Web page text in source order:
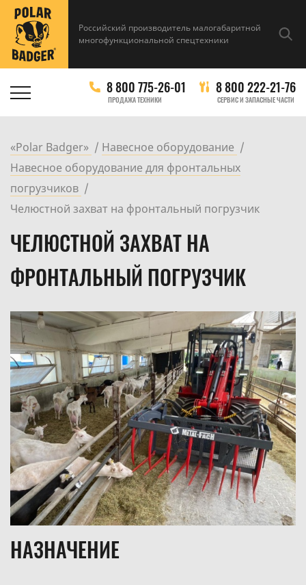
Российский производитель малогабаритной
многофункциональной спецтехники
8 800 775-26-01
ПРОДАЖА ТЕХНИКИ
8 800 222-21-76
СЕРВИС И ЗАПАСНЫЕ ЧАСТИ
«Polar Badger»
Навесное оборудование
Навесное оборудование для фронтальных
погрузчиков
Челюстной захват на фронтальный погрузчик
ЧЕЛЮСТНОЙ ЗАХВАТ НА
ФРОНТАЛЬНЫЙ ПОГРУЗЧИК
НАЗНАЧЕНИЕ